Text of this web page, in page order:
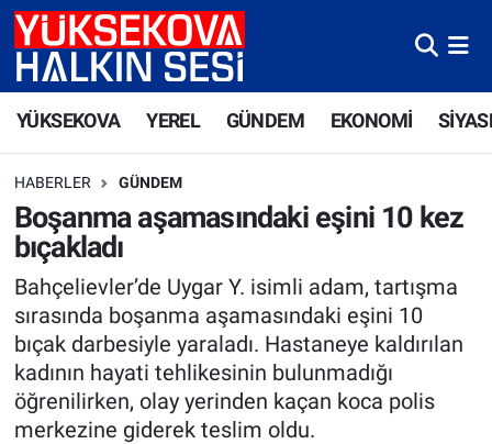
YÜKSEKOVA YEREL GÜNDEM EKONOMİ
HABERLER GÜNDEM
Boşanma aşamasındaki eşini 10 kez
bıçakladı
Bahçelievler’de Uygar Y. isimli adam, tartışma
sırasında boşanma aşamasındaki eşini 10
bıçak darbesiyle yaraladı. Hastaneye kaldırılan
kadının hayati tehlikesinin bulunmadığı
öğrenilirken, olay yerinden kaçan koca polis
merkezine giderek teslim oldu.
Yüksekova Nöbetçi Eczaneler
Süper Lig Puan Durumu ve Fikstür
Tüm Manşetler
Son Dakika Haberleri
Haber Arşivi